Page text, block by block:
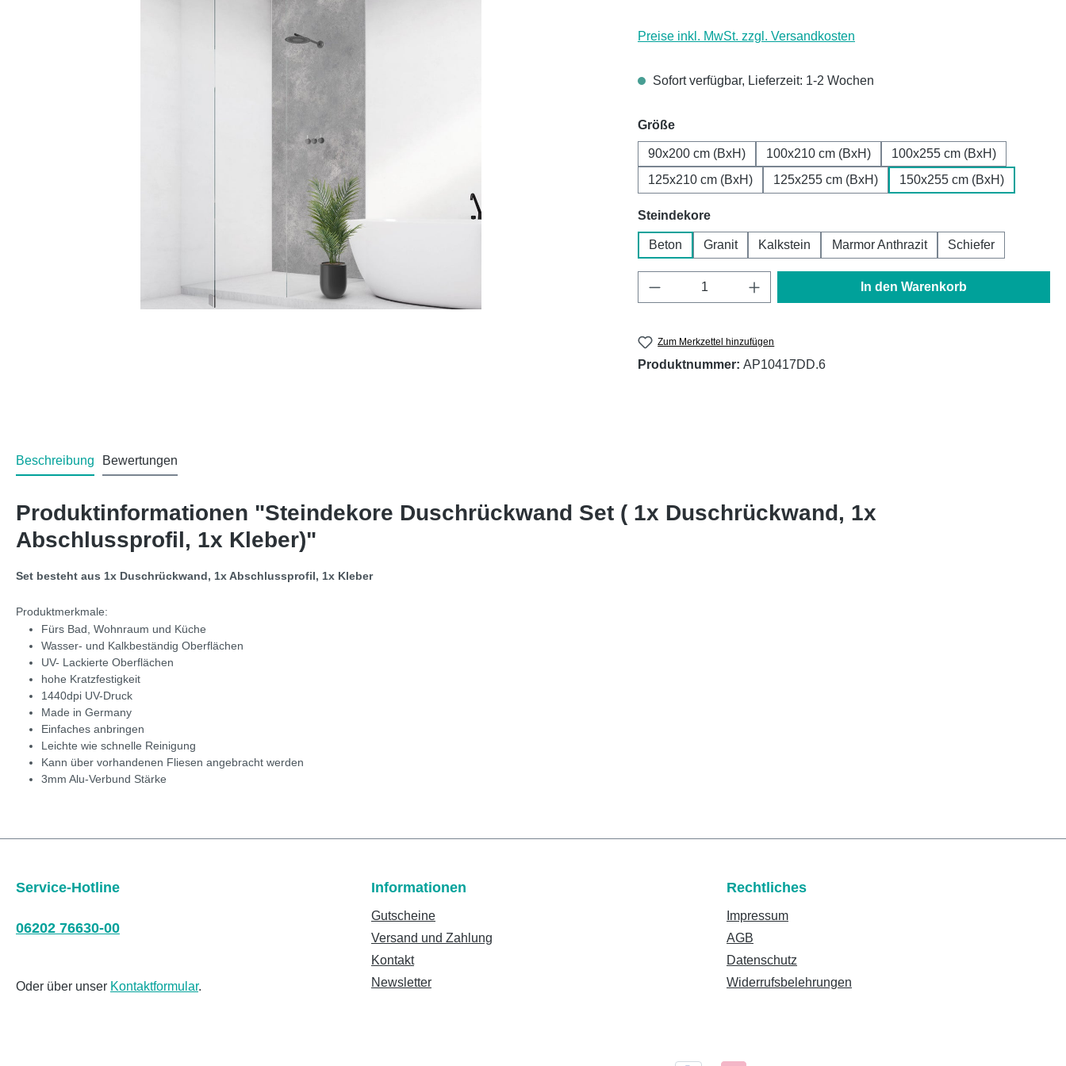
Preise inkl. MwSt. zzgl. Versandkosten
Sofort verfügbar, Lieferzeit: 1-2 Wochen
Größeauswählen
90x200 cm (BxH) 100x210 cm (BxH)
100x255 cm (BxH)
125x210 cm (BxH)
125x255 cm (BxH) 150x255 cm (BxH)
Steindekoreauswählen
Beton Granit Kalkstein Marmor Anthrazit Schiefer
Produkt Anzahl: Gib den gewünschten Wert ein
In den Warenkorb
Zum Merkzettel hinzufügen
Produktnummer: AP10417DD.6
Beschreibung Bewertungen
Produktinformationen "Steindekore Duschrückwand Set ( 1x Duschrückwand, 1x
Abschlussprofil, 1x Kleber)"
Set besteht aus 1x Duschrückwand, 1x Abschlussprofil, 1x Kleber
Produktmerkmale:
Fürs Bad, Wohnraum und Küche
Wasser- und Kalkbeständig Oberflächen
UV- Lackierte Oberflächen
hohe Kratzfestigkeit
1440dpi UV-Druck
Made in Germany
Einfaches anbringen
Leichte wie schnelle Reinigung
Kann über vorhandenen Fliesen angebracht werden
3mm Alu-Verbund Stärke
Service-Hotline
06202 76630-00
Oder über unser Kontaktformular.
Informationen
Gutscheine
Versand und Zahlung
Kontakt
Newsletter
Rechtliches
Impressum
AGB
Datenschutz
Widerrufsbelehrungen